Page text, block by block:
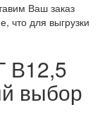
Ваш заказ
что для выгрузки
В12,5
выбор